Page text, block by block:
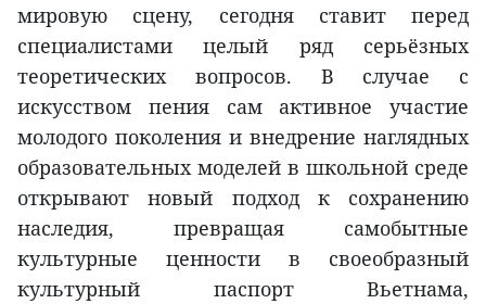
мировую сцену, сегодня ставит перед
специалистами целый ряд серьёзных
теоретических вопросов. В случае с
искусством пения сам активное участие
молодого поколения и внедрение наглядных
образовательных моделей в школьной среде
открывают новый подход к сохранению
наследия, превращая самобытные
культурные ценности в своеобразный
культурный паспорт Вьетнама,